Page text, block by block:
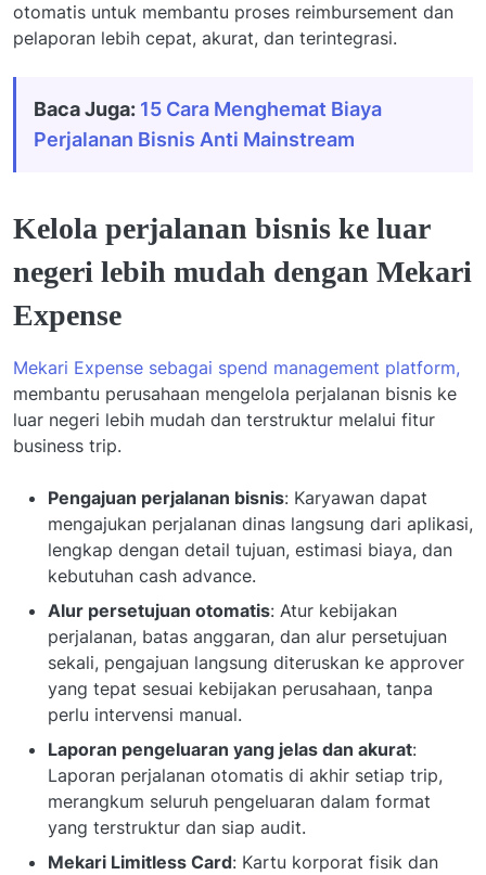
otomatis untuk membantu proses reimbursement dan
pelaporan lebih cepat, akurat, dan terintegrasi.
Baca Juga: 15 Cara Menghemat Biaya
Perjalanan Bisnis Anti Mainstream
Kelola perjalanan bisnis ke luar
negeri lebih mudah dengan Mekari
Expense
Mekari Expense sebagai spend management platform,
membantu perusahaan mengelola perjalanan bisnis ke
luar negeri lebih mudah dan terstruktur melalui fitur
business trip.
Pengajuan perjalanan bisnis: Karyawan dapat
mengajukan perjalanan dinas langsung dari aplikasi,
lengkap dengan detail tujuan, estimasi biaya, dan
kebutuhan cash advance.
Alur persetujuan otomatis: Atur kebijakan
perjalanan, batas anggaran, dan alur persetujuan
sekali, pengajuan langsung diteruskan ke approver
yang tepat sesuai kebijakan perusahaan, tanpa
perlu intervensi manual.
Laporan pengeluaran yang jelas dan akurat:
Laporan perjalanan otomatis di akhir setiap trip,
merangkum seluruh pengeluaran dalam format
yang terstruktur dan siap audit.
Mekari Limitless Card: Kartu korporat fisik dan